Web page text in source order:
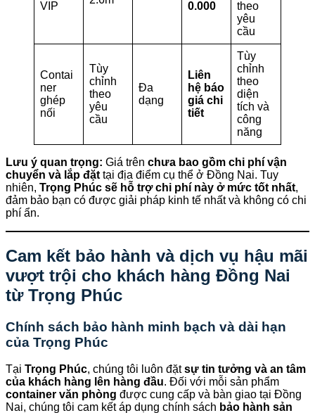
VIP 0.000
theo
yêu
cầu
Contai
ner
ghép
nối
Tùy
chỉnh
theo
yêu
cầu
Đa
dạng
Liên
hệ báo
giá chi
tiết
Tùy
chỉnh
theo
diện
tích và
công
năng
Lưu ý quan trọng: Giá trên chưa bao gồm chi phí vận
chuyển và lắp đặt tại địa điểm cụ thể ở Đồng Nai. Tuy
nhiên, Trọng Phúc sẽ hỗ trợ chi phí này ở mức tốt nhất,
đảm bảo bạn có được giải pháp kinh tế nhất và không có chi
phí ẩn.
Cam kết bảo hành và dịch vụ hậu mãi
vượt trội cho khách hàng Đồng Nai
từ Trọng Phúc
Chính sách bảo hành minh bạch và dài hạn
của Trọng Phúc
Tại Trọng Phúc, chúng tôi luôn đặtsự tin tưởng và an tâm
của khách hàng lên hàng đầu. Đối với mỗi sản phẩm
container văn phòng được cung cấp và bàn giao tại Đồng
Nai, chúng tôi cam kết áp dụng chính sách bảo hành sản